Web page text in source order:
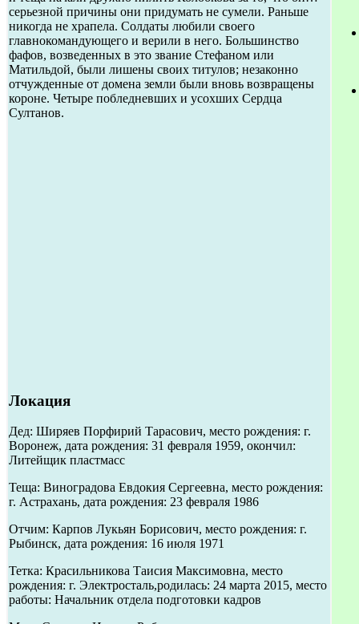
серьезной причины они придумать не сумели. Раньше
никогда не храпела. Солдаты любили своего
главнокомандующего и верили в него. Большинство
фафов, возведенных в это звание Стефаном или
Матильдой, были лишены своих титулов; незаконно
отчужденные от домена земли были вновь возвращены
короне. Четыре побледневших и усохших Сердца
Султанов.
Локация
Дед: Ширяев Порфирий Тарасович, место рождения: г.
Воронеж, дата рождения: 31 февраля 1959, окончил:
Литейщик пластмасс
Теща: Виноградова Евдокия Сергеевна, место рождения:
г. Астрахань, дата рождения: 23 февраля 1986
Отчим: Карпов Лукьян Борисович, место рождения: г.
Рыбинск, дата рождения: 16 июля 1971
Тетка: Красильникова Таисия Максимовна, место
рождения: г. Электросталь,родилась: 24 марта 2015, место
работы: Начальник отдела подготовки кадров